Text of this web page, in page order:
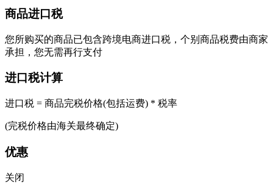
商品进口税
您所购买的商品已包含跨境电商进口税，个别商品税费由商家
承担，您无需再行支付
进口税计算
进口税 = 商品完税价格(包括运费) * 税率
(完税价格由海关最终确定)
优惠
关闭